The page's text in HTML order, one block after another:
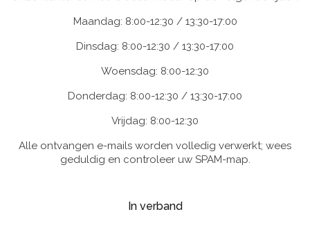
Maandag: 8:00-12:30 / 13:30-17:00
Dinsdag: 8:00-12:30 / 13:30-17:00
Woensdag: 8:00-12:30
Donderdag: 8:00-12:30 / 13:30-17:00
Vrijdag: 8:00-12:30
Alle ontvangen e-mails worden volledig verwerkt; wees
geduldig en controleer uw SPAM-map.
In verband